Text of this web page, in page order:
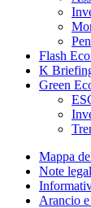
Flash
K
Green
Mappa
Note
Arancio